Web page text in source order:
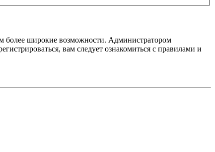
более широкие возможности. Администратором
вам следует ознакомиться с правилами и